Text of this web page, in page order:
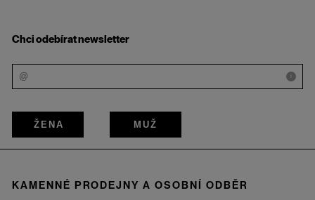
Chci odebírat newsletter
i
ŽENA MUŽ
KAMENNÉ PRODEJNY A OSOBNÍ ODBĚR